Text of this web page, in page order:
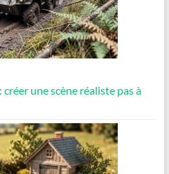
une scène réaliste pas à